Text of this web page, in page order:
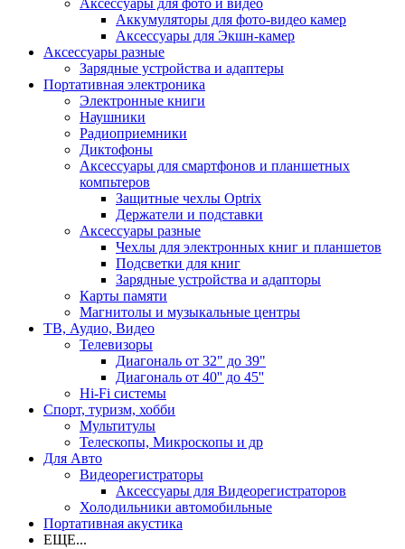
Аксессуары для фото и видео
Аккумуляторы для фото-видео камер
Аксессуары для Экшн-камер
Аксессуары разные
Зарядные устройства и адаптеры
Портативная электроника
Электронные книги
Наушники
Радиоприемники
Диктофоны
Аксессуары для смартфонов и планшетных
компьтеров
Защитные чехлы Optrix
Держатели и подставки
Аксессуары разные
Чехлы для электронных книг и планшетов
Подсветки для книг
Зарядные устройства и адапторы
Карты памяти
Магнитолы и музыкальные центры
ТВ, Аудио, Видео
Телевизоры
Диагональ от 32" до 39"
Диагональ от 40'' до 45''
Hi-Fi системы
Спорт, туризм, хобби
Мультитулы
Телескопы, Микроскопы и др
Для Авто
Видеорегистраторы
Аксессуары для Видеорегистраторов
Холодильники автомобильные
Портативная акустика
ЕЩЕ...